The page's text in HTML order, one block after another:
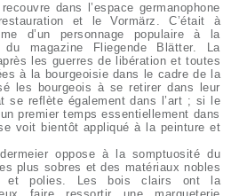
dans l’espace germanophone
et le Vormärz. C’était à
d’un personnage populaire à la
du magazine Fliegende Blätter. La
les guerres de libération et toutes
à la bourgeoisie dans le cadre de la
les bourgeois à se retirer dans leur
se reflète également dans l’art ; si le
premier temps essentiellement dans
voit bientôt appliqué à la peinture et
oppose à la somptuosité du
plus sobres et des matériaux nobles
et polies. Les bois clairs ont la